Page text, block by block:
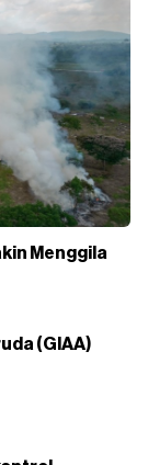
Menggila
(GIAA)